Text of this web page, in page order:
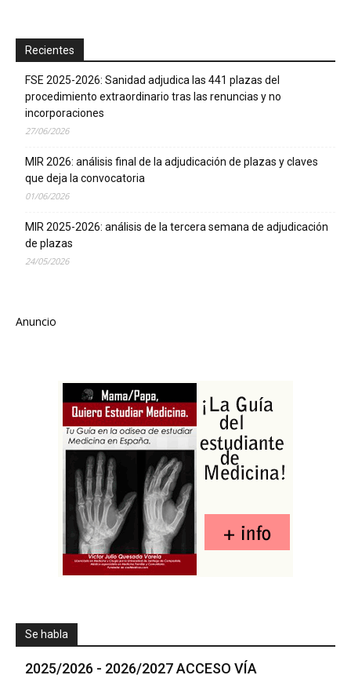
Recientes
FSE 2025-2026: Sanidad adjudica las 441 plazas del
procedimiento extraordinario tras las renuncias y no
incorporaciones
27/06/2026
MIR 2026: análisis final de la adjudicación de plazas y claves
que deja la convocatoria
01/06/2026
MIR 2025-2026: análisis de la tercera semana de adjudicación
de plazas
24/05/2026
Anuncio
Se habla
2025/2026 - 2026/2027 ACCESO VÍA